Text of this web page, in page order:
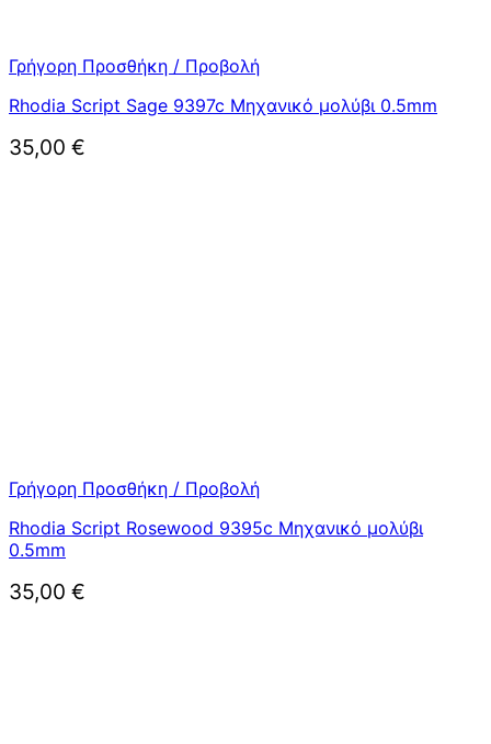
Γρήγορη Προσθήκη / Προβολή
Rhodia Script Sage 9397c Μηχανικό μολύβι 0.5mm
35,00 €
Γρήγορη Προσθήκη / Προβολή
Rhodia Script Rosewood 9395c Μηχανικό μολύβι
0.5mm
35,00 €